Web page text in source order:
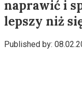
naprawić i
lepszy niż
Published by: